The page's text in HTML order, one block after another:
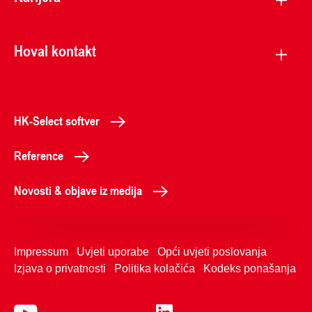
Hoval kontakt
HK-Select softver
Reference
Novosti & objave iz medija
Impressum Uvjeti uporabe
Opći uvjeti poslovanja
Izjava o privatnosti
Politika kolačića Kodeks ponašanja